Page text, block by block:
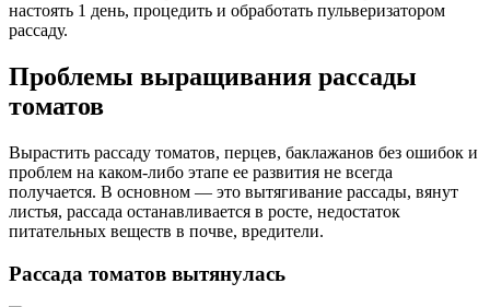
настоять 1 день, процедить и обработать пульверизатором
рассаду.
Проблемы выращивания рассады
томатов
Вырастить рассаду томатов, перцев, баклажанов без ошибок и
проблем на каком-либо этапе ее развития не всегда
получается. В основном — это вытягивание рассады, вянут
листья, рассада останавливается в росте, недостаток
питательных веществ в почве, вредители.
Рассада томатов вытянулась